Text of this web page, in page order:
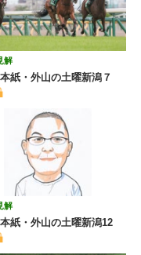
解
本紙・外山の土曜新潟７
解
本紙・外山の土曜新潟12